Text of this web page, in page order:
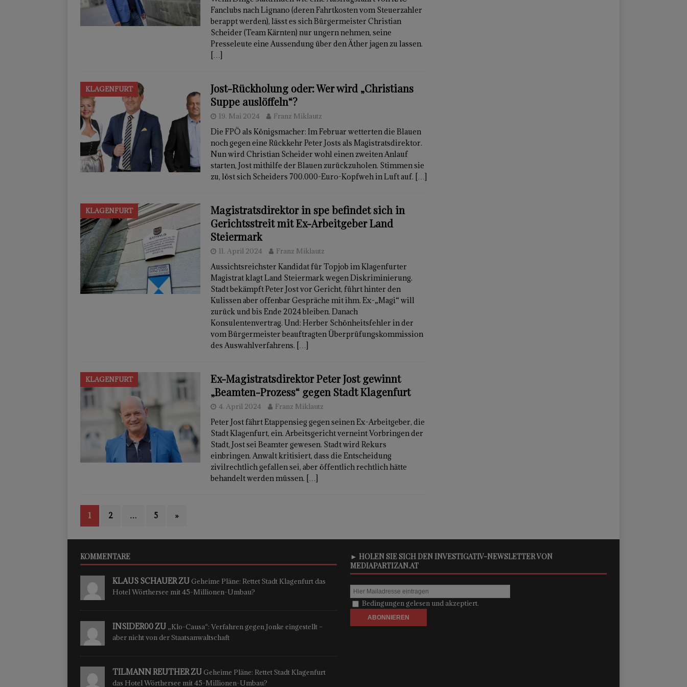
Fanclubs nach Lignano (deren Fahrtkosten vom Steuerzahler
berappt werden), lässt es sich Bürgermeister Christian
Scheider (Team Kärnten) nur ungern nehmen, seine
Presseleute eine Aussendung über den Äther jagen zu lassen.
[…]
KLAGENFURT
Jost-Rückholung oder: Wer wird „Christians
Suppe auslöffeln“?
19. Mai 2024 Franz Miklautz
Die FPÖ als Königsmacher: Im Februar wetterten die Blauen
noch gegen eine Rückkehr Peter Josts als Magistratsdirektor.
Nun wird Christian Scheider wohl einen zweiten Anlauf
starten, Jost mithilfe der Blauen zurückzuholen. Stimmen sie
zu, löst sich Scheiders 700.000-Euro-Kopfweh in Luft auf. […]
KLAGENFURT
Magistratsdirektor in spe befindet sich in
Gerichtsstreit mit Ex-Arbeitgeber Land
Steiermark
11. April 2024 Franz Miklautz
Aussichtsreichster Kandidat für Topjob im Klagenfurter
Magistrat klagt Land Steiermark wegen Diskriminierung.
Stadt bekämpft Peter Jost vor Gericht, führt hinter den
Kulissen aber offenbar Gespräche mit ihm. Ex-„Magi“ will
zurück und bis Ende 2024 bleiben. Danach
Konsulentenvertrag. Und: Herber Schönheitsfehler in der
vom Bürgermeister beauftragten Überprüfungskommission
des Auswahlverfahrens. […]
KLAGENFURT
Ex-Magistratsdirektor Peter Jost gewinnt
„Beamten-Prozess“ gegen Stadt Klagenfurt
4. April 2024 Franz Miklautz
Peter Jost fährt Etappensieg gegen seinen Ex-Arbeitgeber, die
Stadt Klagenfurt, ein. Arbeitsgericht verneint Vorbringen der
Stadt, Jost sei Beamter gewesen. Stadt wird Rekurs
einbringen. Anwalt kritisiert, dass die Entscheidung
zivilrechtlich gefallen sei, aber öffentlich rechtlich hätte
behandelt werden müssen. […]
1 2 … 5 »
KOMMENTARE
KLAUS SCHAUER ZUGeheime Pläne: Rettet Stadt Klagenfurt das
Hotel Wörthersee mit 45-Millionen-Umbau?
INSIDER00 ZU „Klo-Causa“: Verfahren gegen Jonke eingestellt –
aber nicht von der Staatsanwaltschaft
TILMANN REUTHER ZUGeheime Pläne: Rettet Stadt Klagenfurt
das Hotel Wörthersee mit 45-Millionen-Umbau?
► HOLEN SIE SICH DEN INVESTIGATIV-NEWSLETTER VON
MEDIAPARTIZAN.AT
Bedingungen gelesen und akzeptiert.